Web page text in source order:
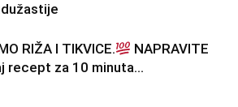
RIŽA I TIKVICE.
NAPRAVITE
recept za 10 minuta…